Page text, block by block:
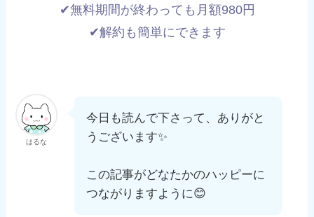
✔︎無料期間が終わっても月額980円
✔︎解約も簡単にできます
はるな
今日も読んで下さって、ありがと
うございます✨
この記事がどなたかのハッピーに
つながりますように😊